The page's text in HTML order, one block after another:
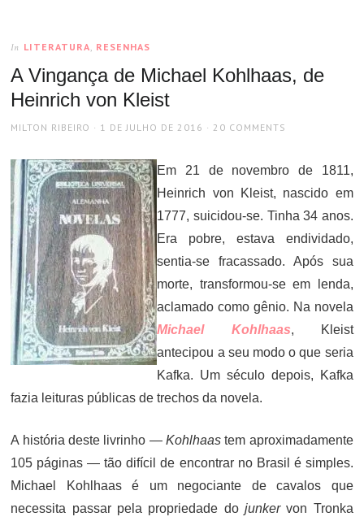
In LITERATURA, RESENHAS
A Vingança de Michael Kohlhaas, de
Heinrich von Kleist
AUTHOR
MILTON RIBEIRO
POSTED
1 DE JULHO DE 2016 20 COMMENTS
Em 21 de novembro de 1811,
Heinrich von Kleist, nascido em
1777, suicidou-se. Tinha 34 anos.
Era pobre, estava endividado,
sentia-se fracassado. Após sua
morte, transformou-se em lenda,
aclamado como gênio. Na novela
Michael Kohlhaas, Kleist
antecipou a seu modo o que seria
Kafka. Um século depois, Kafka
fazia leituras públicas de trechos da novela.
A história deste livrinho — Kohlhaastem aproximadamente
105 páginas — tão difícil de encontrar no Brasil é simples.
Michael Kohlhaas é um negociante de cavalos que
necessita passar pela propriedade do junkervon Tronka